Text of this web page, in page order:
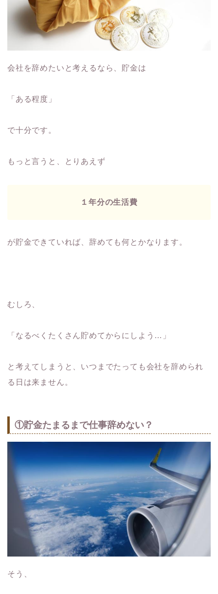
会社を辞めたいと考えるなら、貯金は
「ある程度」
で十分です。
もっと言うと、とりあえず
１年分の生活費
が貯金できていれば、辞めても何とかなります。
むしろ、
「なるべくたくさん貯めてからにしよう…」
と考えてしまうと、いつまでたっても会社を辞められ
る日は来ません。
①貯金たまるまで仕事辞めない？
そう、